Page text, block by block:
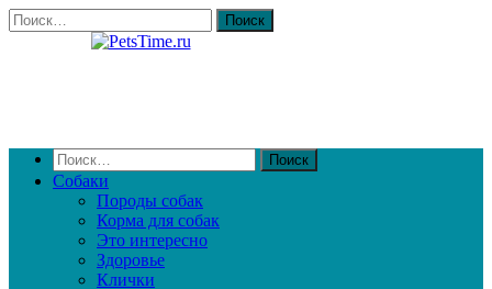
Собаки
Породы собак
Корма для собак
Это интересно
Здоровье
Клички